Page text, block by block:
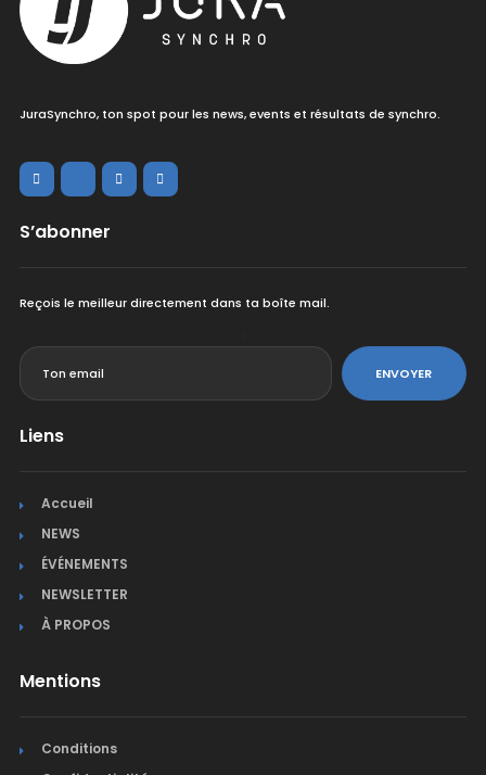
JuraSynchro, ton spot pour les news, events et résultats de synchro.
S’abonner
Reçois le meilleur directement dans ta boîte mail.
ENVOYER
Liens
Accueil
NEWS
ÉVÉNEMENTS
NEWSLETTER
À PROPOS
Mentions
Conditions